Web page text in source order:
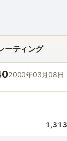
ーティング
2000年03月08日
1,313